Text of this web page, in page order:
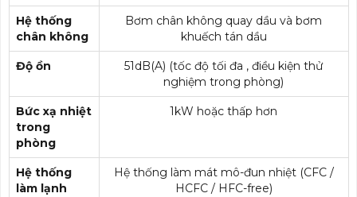
Hệ thống
chân không
Bơm chân không quay dầu và bơm
khuếch tán dầu
Độ ồn
51dB(A) (tốc độ tối đa , điều kiện thử
nghiệm trong phòng)
Bức xạ nhiệt
trong
phòng
1kW hoặc thấp hơn
Hệ thống
làm lạnh
Hệ thống làm mát mô-đun nhiệt (CFC /
HCFC / HFC-free)